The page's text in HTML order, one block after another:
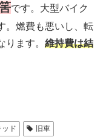
です。大型バイク
。燃費も悪いし、転
ます。 維持費は結
ッド 旧車